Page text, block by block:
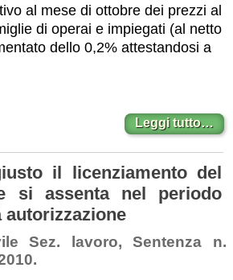
al mese di ottobre dei prezzi al
di operai e impiegati (al netto
dello 0,2% attestandosi a
Leggi tutto…
il licenziamento del
si assenta nel periodo
autorizzazione
Sez. lavoro, Sentenza n.